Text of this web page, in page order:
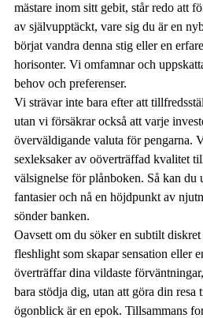
mästare inom sitt gebit, står redo att
av självupptäckt, vare sig du är en
börjat vandra denna stig eller en
horisonter. Vi omfamnar och
behov och preferenser.
Vi strävar inte bara efter att
utan vi försäkrar också att varje
överväldigande valuta för pengarna.
sexleksaker av oöverträffad kvalitet
välsignelse för plånboken. Så kan du
fantasier och nå en höjdpunkt av
sönder banken.
Oavsett om du söker en subtilt
fleshlight som skapar sensation eller
överträffar dina vildaste
bara stödja dig, utan att göra din resa
ögonblick är en epok. Tillsammans